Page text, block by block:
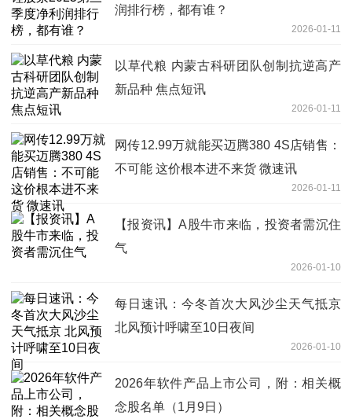
润排行榜，都有谁？
2026-01-11
以草代粮 内蒙古科研团队创制抗逆高产
新品种 焦点短讯
2026-01-11
网传12.99万就能买迈腾380 4S店销售：
不可能 这价根本进不来货 微速讯
2026-01-11
【报资讯】A股牛市来临，投资者需沉住
气
2026-01-10
每日速讯：今冬首次大风沙尘天气抵京
北风预计呼啸至10日夜间
2026-01-10
2026年软件产品上市公司，附：相关概
念股名单（1月9日）